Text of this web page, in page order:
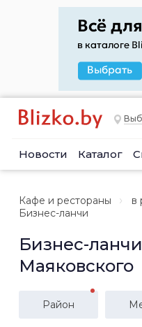
Новости Каталог
Кафе и рестораны
в
Бизнес-ланчи
Бизнес-
Маяковского
Район